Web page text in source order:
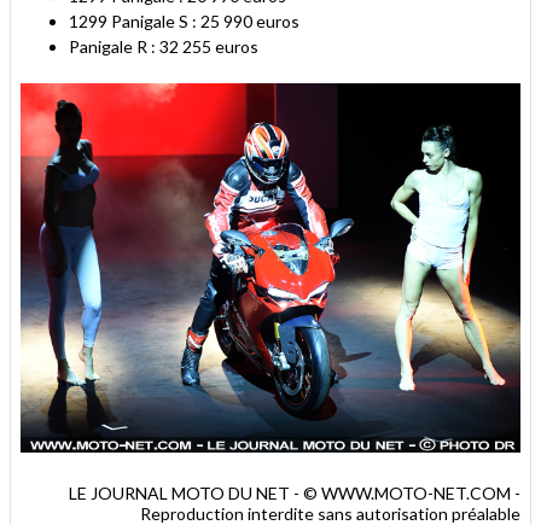
1299 Panigale S : 25 990 euros
Panigale R : 32 255 euros
LE JOURNAL MOTO DU NET - © WWW.MOTO-NET.COM -
Reproduction interdite sans autorisation préalable